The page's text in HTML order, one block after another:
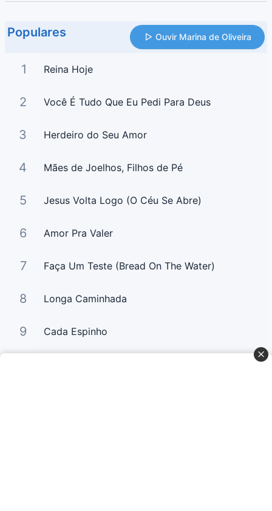
Populares Ouvir Marina de Oliveira
1 Reina Hoje
2 Você É Tudo Que Eu Pedi Para Deus
3 Herdeiro do Seu Amor
4 Mães de Joelhos, Filhos de Pé
5 Jesus Volta Logo (O Céu Se Abre)
6 Amor Pra Valer
7 Faça Um Teste (Bread On The Water)
8 Longa Caminhada
9 Cada Espinho